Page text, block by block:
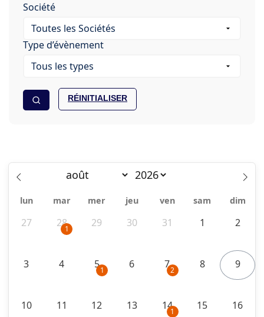
Société
Type d’évènement
RÉINITIALISER
lun mar mer jeu ven sam dim
27 281 29 30 31 1 2
3 4 51 6 72 8 9
10 11 12 13 141 15 16